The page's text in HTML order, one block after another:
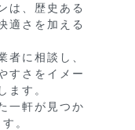
は、歴史ある
適さを加える
者に相談し、
すさをイメー
ます。
一軒が見つか
。